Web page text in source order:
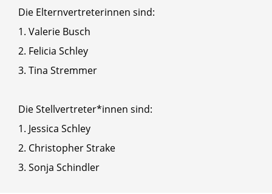
Die Elternvertreterinnen sind:
1. Valerie Busch
2. Felicia Schley
3. Tina Stremmer
Die Stellvertreter*innen sind:
1. Jessica Schley
2. Christopher Strake
3. Sonja Schindler